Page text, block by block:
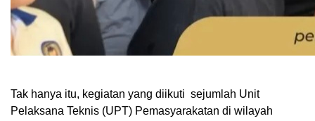
Tak hanya itu, kegiatan yang diikuti sejumlah Unit
Pelaksana Teknis (UPT) Pemasyarakatan di wilayah